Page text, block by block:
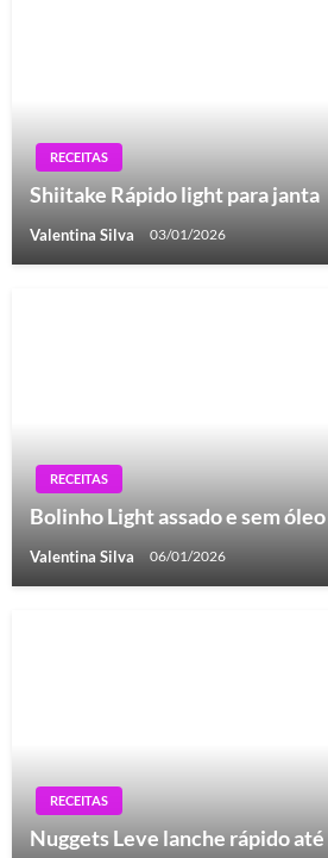
RECEITAS
Shiitake Rápido light para janta
Valentina Silva 03/01/2026
RECEITAS
Bolinho Light assado e sem óleo
Valentina Silva 06/01/2026
RECEITAS
Nuggets Leve lanche rápido até